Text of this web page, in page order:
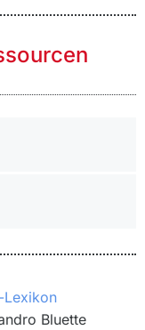
Lexikon
Bluette